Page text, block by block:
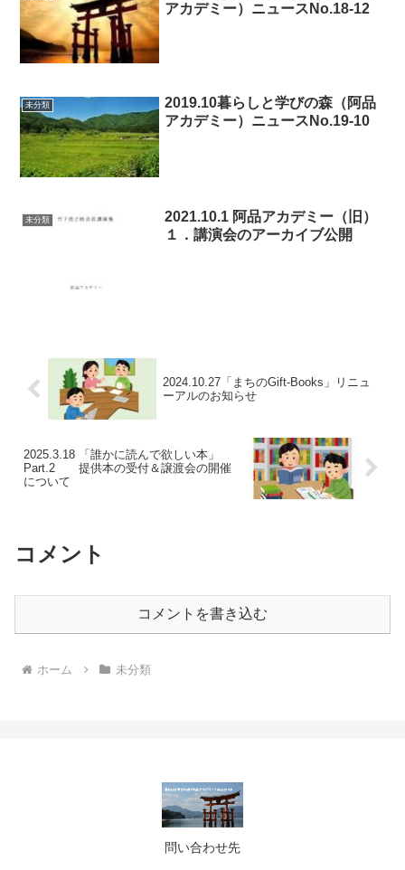
アカデミー）ニュースNo.18-12
未分類
2019.10暮らしと学びの森（阿品
アカデミー）ニュースNo.19-10
未分類
2021.10.1 阿品アカデミー（旧）
１．講演会のアーカイブ公開
2024.10.27「まちのGift-Books」リニュ
ーアルのお知らせ
2025.3.18 「誰かに読んで欲しい本」
Part.2 提供本の受付＆譲渡会の開催
について
コメント
コメントを書き込む
ホーム 未分類
問い合わせ先